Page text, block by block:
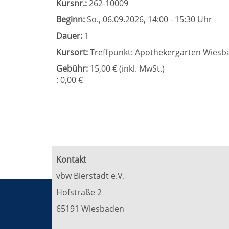
Kursnr.:262-10009
Beginn: So., 06.09.2026, 14:00 - 15:30 Uhr
Dauer:1
Kursort:Treffpunkt: Apothekergarten
Gebühr:15,00 € (inkl. MwSt.)
: 0,00 €
Kontakt
vbw Bierstadt e.V.
Hofstraße 2
65191 Wiesbaden